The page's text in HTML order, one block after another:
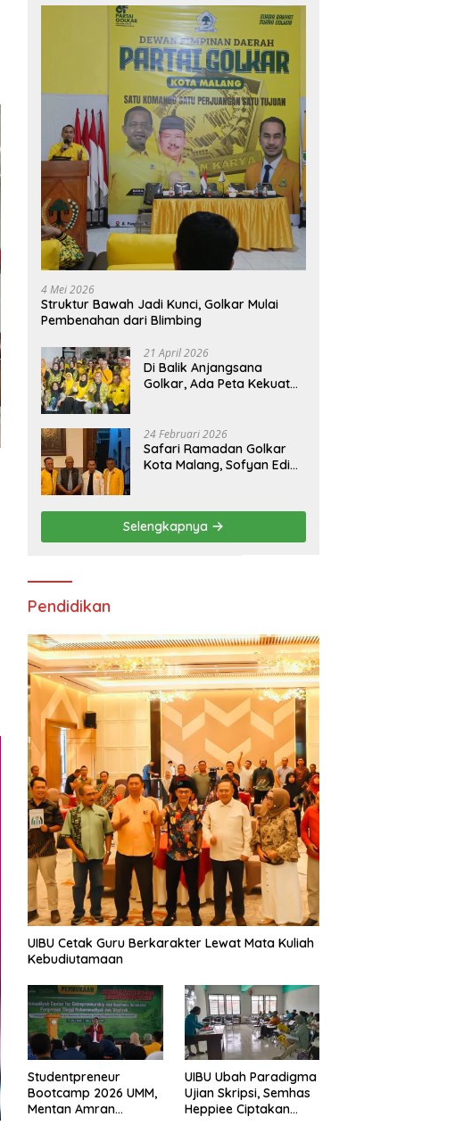
4 Mei 2026
Struktur Bawah Jadi Kunci, Golkar Mulai
Pembenahan dari Blimbing
21 April 2026
Di Balik Anjangsana
Golkar, Ada Peta Kekuatan
24 Februari 2026
Safari Ramadan Golkar
Kota Malang, Sofyan Edi
Libatkan Generasi Muda
Selengkapnya
Pendidikan
UIBU Cetak Guru Berkarakter Lewat Mata Kuliah
Kebudiutamaan
Studentpreneur
Bootcamp 2026 UMM,
Mentan Amran
UIBU Ubah Paradigma
Ujian Skripsi, Semhas
Heppiee Ciptakan